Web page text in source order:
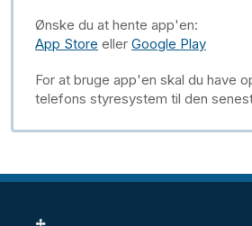
Ønske du at hente app'en:
App Store eller Google Play
For at bruge app'en skal du have
telefons styresystem til den